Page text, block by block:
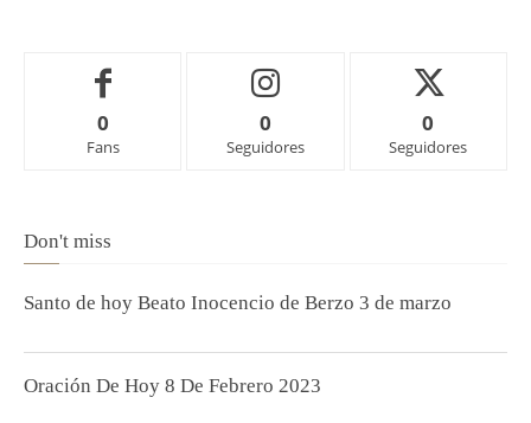
0
Fans
0
Seguidores
0
Seguidores
Don't miss
Santo de hoy Beato Inocencio de Berzo 3 de marzo
Oración De Hoy 8 De Febrero 2023